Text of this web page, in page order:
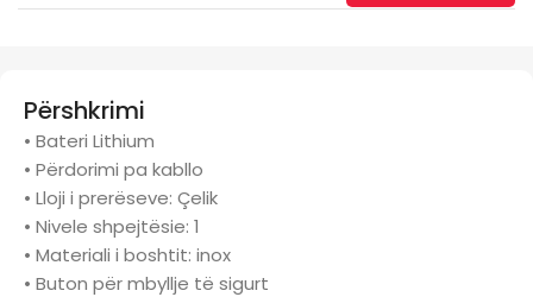
Përshkrimi
• Bateri Lithium
• Përdorimi pa kabllo
• Lloji i prerëseve: Çelik
• Nivele shpejtësie: 1
• Materiali i boshtit: inox
• Buton për mbyllje të sigurt